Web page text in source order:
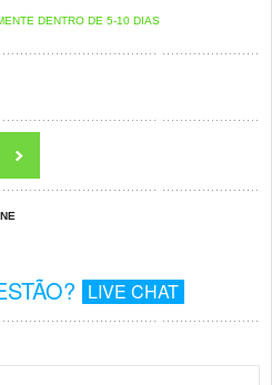
DENTRO DE 5-10 DIAS
LIVE CHAT